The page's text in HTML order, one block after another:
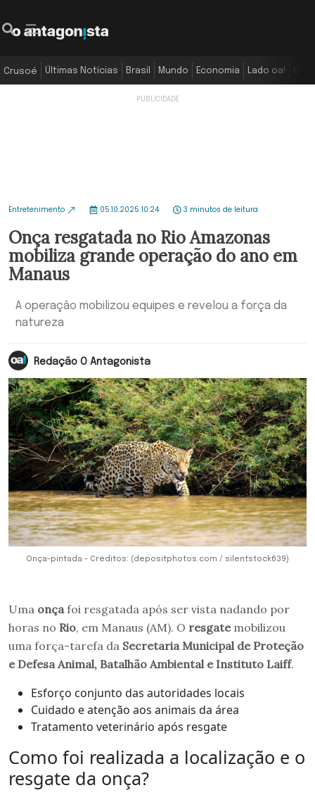
Crusoé Últimas Notícias Brasil Mundo Economia Lado oa!
Entretenimento 05.10.2025 10:24 3 minutos de leitura
Onça resgatada no Rio Amazonas
mobiliza grande operação do ano em
Manaus
A operação mobilizou equipes e revelou a força da
natureza
Redação O Antagonista
Onça-pintada - Créditos: (depositphotos.com / silentstock639)
Uma onça foi resgatada após ser vista nadando por
horas no Rio, em Manaus (AM). O resgatemobilizou
uma força-tarefa da Secretaria Municipal de Proteção
e Defesa Animal, Batalhão Ambiental e Instituto Laiff.
Esforço conjunto das autoridades locais
Cuidado e atenção aos animais da área
Tratamento veterinário após resgate
Como foi realizada a localização e o
resgate da onça?